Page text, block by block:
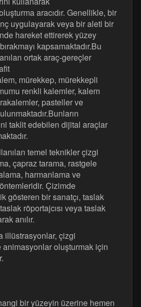
aracıdır. Genellikle, bir
uygulayarak veya bir aleti bir
hareket ettirerek yüzey
kapsamaktadır.Bu
ortak araç-gereçler
mürekkep, mürekkepli
renkli kalemler, kalem
pasteller ve
taklit edebilen dijital araçlar
temel teknikler çizgi
çapraz tarama, rastgele
harmanlama ve
Çizimde
gösteren bir sanatçı, taslak
röportajcısı veya taslak
anılır.
illüstrasyonlar, çizgi
animasyonlar oluşturmak için
bir yüzeyin üzerine hemen